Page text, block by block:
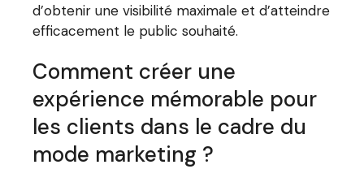
d’obtenir une visibilité maximale et d’atteindre
efficacement le public souhaité.
Comment créer une
expérience mémorable pour
les clients dans le cadre du
mode marketing ?